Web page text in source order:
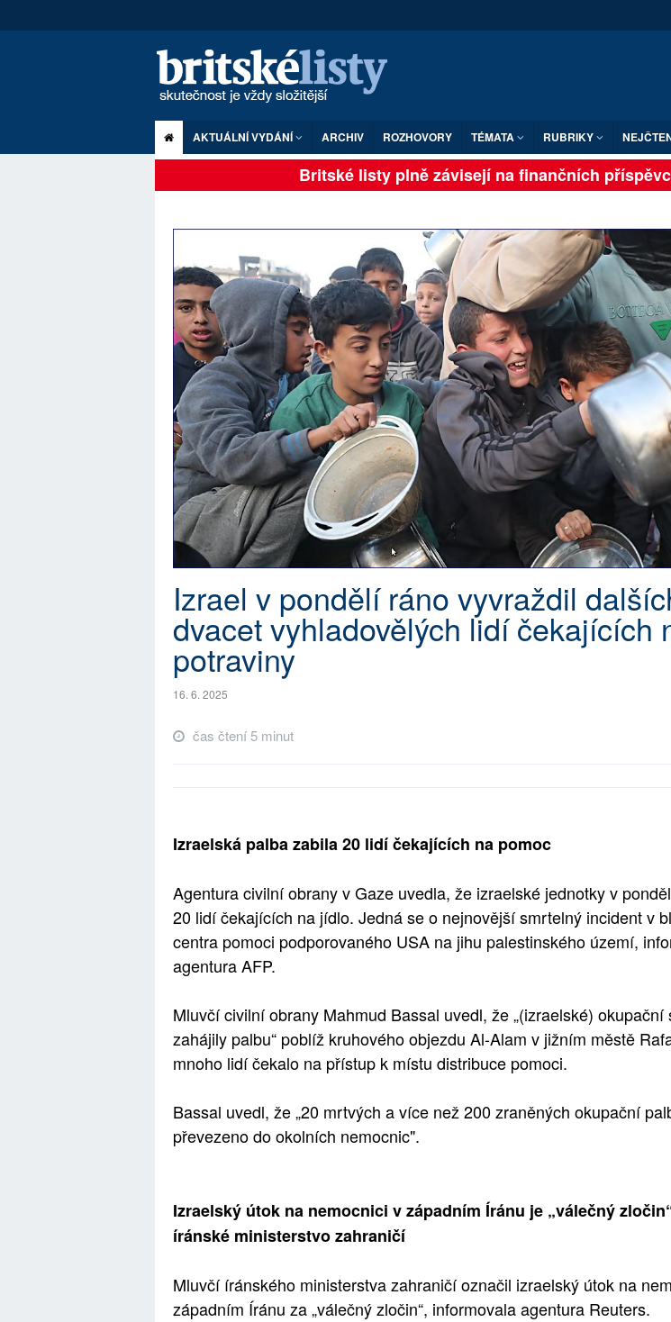
AKTUÁLNÍ VYDÁNÍ ARCHIV ROZHOVORY TÉMATA RUBRIKY
Britské listy plně závisejí na finančních
Izrael v pondělí ráno vyvraždil
dvacet vyhladovělých lidí čekajících
potraviny
16. 6. 2025
čas čtení 5 minut
Izraelská palba zabila 20 lidí čekajících na pomoc
Agentura civilní obrany v Gaze uvedla, že izraelské jednotky v
20 lidí čekajících na jídlo. Jedná se o nejnovější smrtelný incident v
centra pomoci podporovaného USA na jihu palestinského území,
agentura AFP.
Mluvčí civilní obrany Mahmud Bassal uvedl, že „(izraelské) okupační
zahájily palbu“ poblíž kruhového objezdu Al-Alam v jižním městě
mnoho lidí čekalo na přístup k místu distribuce pomoci.
Bassal uvedl, že „20 mrtvých a více než 200 zraněných okupační
převezeno do okolních nemocnic".
Izraelský útok na nemocnici v západním Íránu je „válečný
íránské ministerstvo zahraničí
Mluvčí íránského ministerstva zahraničí označil izraelský útok na
západním Íránu za „válečný zločin“, informovala agentura Reuters.